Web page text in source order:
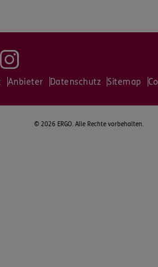
Anbieter Datenschutz Sitemap
© 2026 ERGO. Alle Rechte vorbehalten.